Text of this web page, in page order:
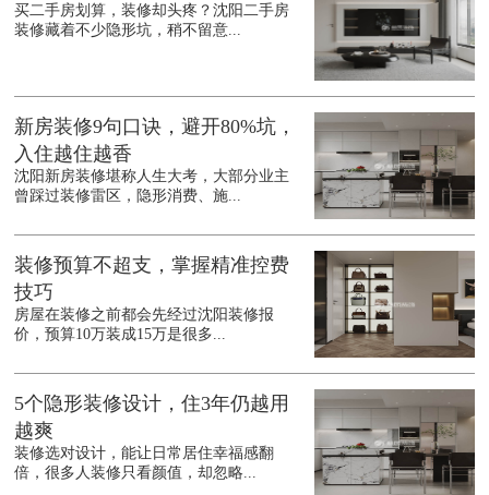
买二手房划算，装修却头疼？沈阳二手房
装修藏着不少隐形坑，稍不留意...
新房装修9句口诀，避开80%坑，
入住越住越香
沈阳新房装修堪称人生大考，大部分业主
曾踩过装修雷区，隐形消费、施...
装修预算不超支，掌握精准控费
技巧
房屋在装修之前都会先经过沈阳装修报
价，预算10万装成15万是很多...
5个隐形装修设计，住3年仍越用
越爽
装修选对设计，能让日常居住幸福感翻
倍，很多人装修只看颜值，却忽略...